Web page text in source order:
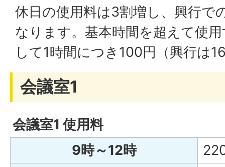
休日の使用料は3割増し、興行で
なります。基本時間を超えて使
して1時間につき100円（興行は
会議室1
会議室1 使用料
9時～12時